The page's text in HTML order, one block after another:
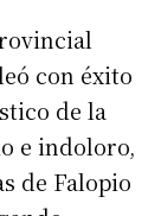
con éxito
de la
e indoloro,
de Falopio